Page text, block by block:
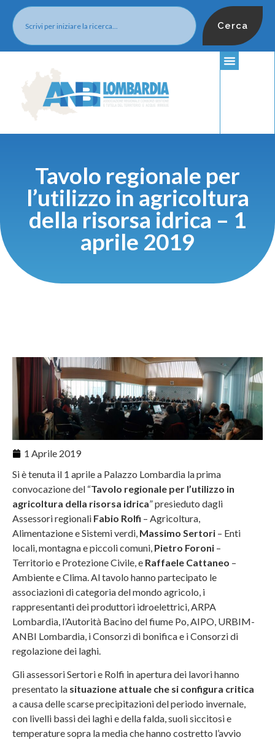
Cerca
Tavolo regionale per
l’utilizzo in agricoltura
della risorsa idrica – 1
aprile 2019
1 Aprile 2019
Si è tenuta il 1 aprile a Palazzo Lombardia la prima
convocazione del “Tavolo regionale per l’utilizzo in
agricoltura della risorsa idrica” presieduto dagli
Assessori regionali Fabio Rolfi – Agricoltura,
Alimentazione e Sistemi verdi, Massimo Sertori – Enti
locali, montagna e piccoli comuni, Pietro Foroni –
Territorio e Protezione Civile, e Raffaele Cattaneo –
Ambiente e Clima. Al tavolo hanno partecipato le
associazioni di categoria del mondo agricolo, i
rappresentanti dei produttori idroelettrici, ARPA
Lombardia, l’Autorità Bacino del fiume Po, AIPO, URBIM-
ANBI Lombardia, i Consorzi di bonifica e i Consorzi di
regolazione dei laghi.
Gli assessori Sertori e Rolfi in apertura dei lavori hanno
presentato la situazione attuale che si configura critica
a causa delle scarse precipitazioni del periodo invernale,
con livelli bassi dei laghi e della falda, suoli siccitosi e
temperature sopra la media che hanno costretto l’avvio